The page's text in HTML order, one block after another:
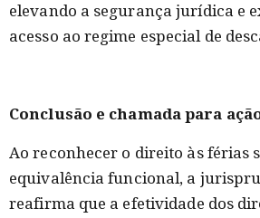
elevando a segurança jurídica e
acesso ao regime especial de
Conclusão e chamada para
Ao reconhecer o direito às férias
equivalência funcional, a
reafirma que a efetividade dos